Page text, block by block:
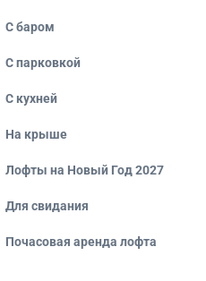
С баром
С парковкой
С кухней
На крыше
Лофты на Новый Год 2027
Для свидания
Почасовая аренда лофта